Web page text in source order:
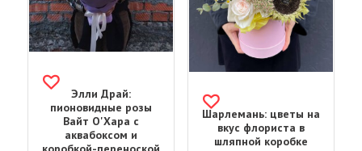
Элли Драй:
пионовидные розы
Вайт О'Хара с
аквабоксом и
Шарлемань: цветы на
вкус флориста в
шляпной коробке